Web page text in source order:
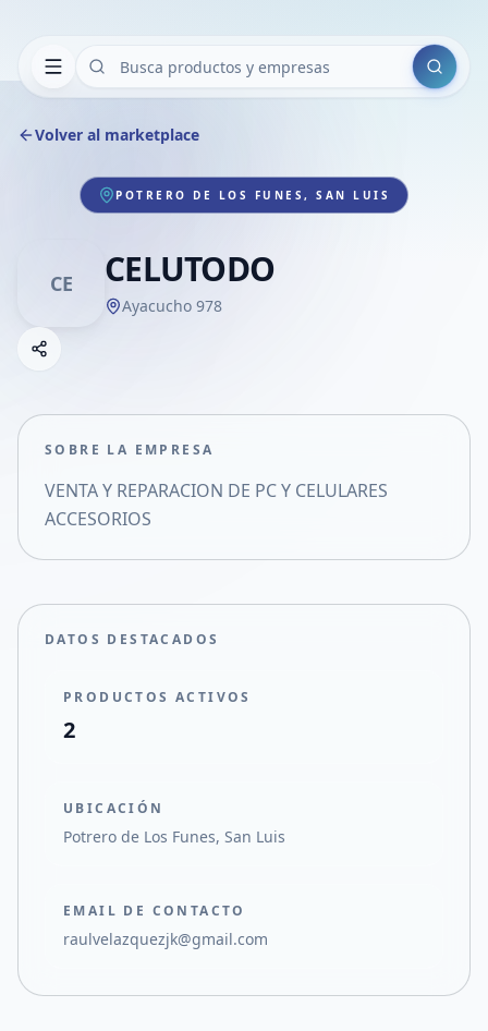
Buscar
Volver al marketplace
POTRERO DE LOS FUNES, SAN LUIS
CE CELUTODO
Ayacucho 978
Compartir empresa
Compartir en X
SOBRE LA EMPRESA
VENTA Y REPARACION DE PC Y CELULARES
ACCESORIOS
DATOS DESTACADOS
PRODUCTOS ACTIVOS
2
UBICACIÓN
Potrero de Los Funes, San Luis
EMAIL DE CONTACTO
raulvelazquezjk@gmail.com